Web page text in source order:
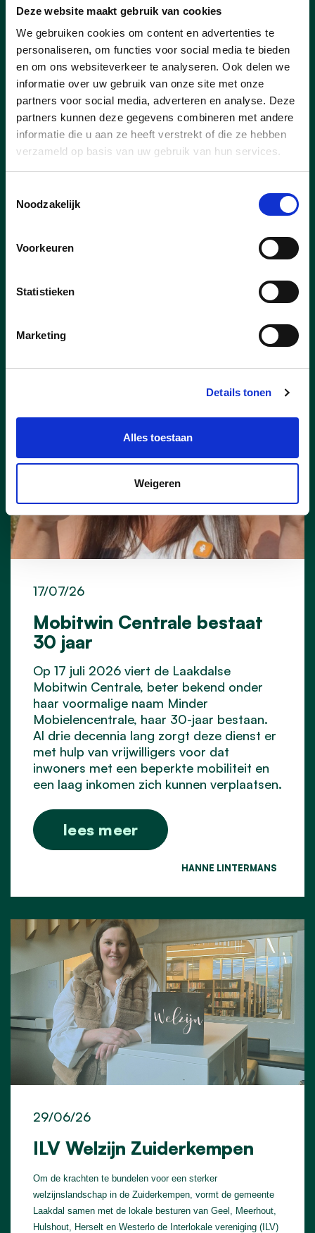
Deze website maakt gebruik van cookies
We gebruiken cookies om content en advertenties te
personaliseren, om functies voor social media te bieden
en om ons websiteverkeer te analyseren. Ook delen we
informatie over uw gebruik van onze site met onze
partners voor social media, adverteren en analyse. Deze
partners kunnen deze gegevens combineren met andere
informatie die u aan ze heeft verstrekt of die ze hebben
verzameld op basis van uw gebruik van hun services.
Noodzakelijk
Voorkeuren
Statistieken
Marketing
Details tonen
Alles toestaan
Weigeren
Nieuwe concessionaris voor
Capellebeemden
Goed nieuws voor de inwoners van Klein-
Vorst en bij uitbreiding voor heel Laakdal.
Er is een nieuwe uitbater voor
ontmoetingscentrum Capellebeemden
gevonden. Kandidaat Well’Air Dynamics
T’s DanceXplosion wordt door het College
NIELS VERMEULEN
TINE GIELIS
Mobitwin Centrale bestaat
30 jaar
17/07/26
Op 17 juli 2026 viert de Laakdalse
Mobitwin Centrale, beter bekend onder
haar voormalige naam Minder
Mobielencentrale, haar 30-jaar bestaan.
Al drie decennia lang zorgt deze dienst er
met hulp van vrijwilligers voor dat
inwoners met een beperkte mobiliteit en
een laag inkomen zich kunnen verplaatsen.
lees meer
HANNE LINTERMANS
ILV Welzijn Zuiderkempen
29/06/26
Om de krachten te bundelen voor een sterker
welzijnslandschap in de Zuiderkempen, vormt de gemeente
Laakdal samen met de lokale besturen van Geel, Meerhout,
Hulshout, Herselt en Westerlo de Interlokale vereniging (ILV)